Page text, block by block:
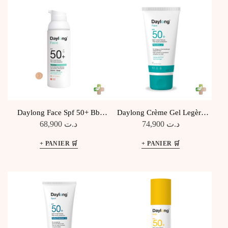
Daylong Face Spf 50+ Bb
Teinté Light Medium 50ML
د.ت
Daylong Crème Gel Legère
Spf50+ 100ML
د.ت 74,900